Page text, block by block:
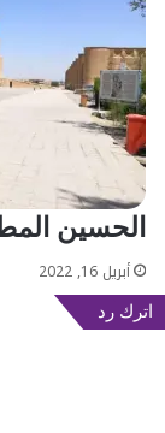
الحسين
أبريل 16, 2022
اترك رد